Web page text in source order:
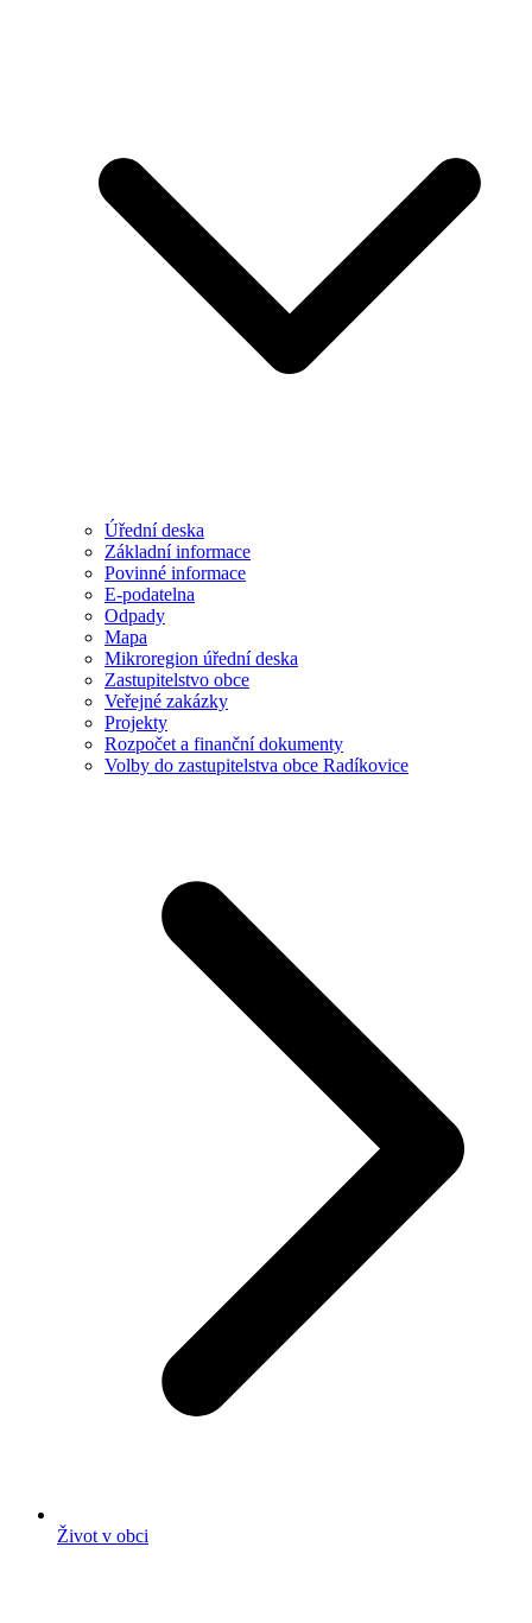
Úřední deska
Základní informace
Povinné informace
E-podatelna
Odpady
Mapa
Mikroregion úřední deska
Zastupitelstvo obce
Veřejné zakázky
Projekty
Rozpočet a finanční dokumenty
Volby do zastupitelstva obce Radíkovice
Život v obci